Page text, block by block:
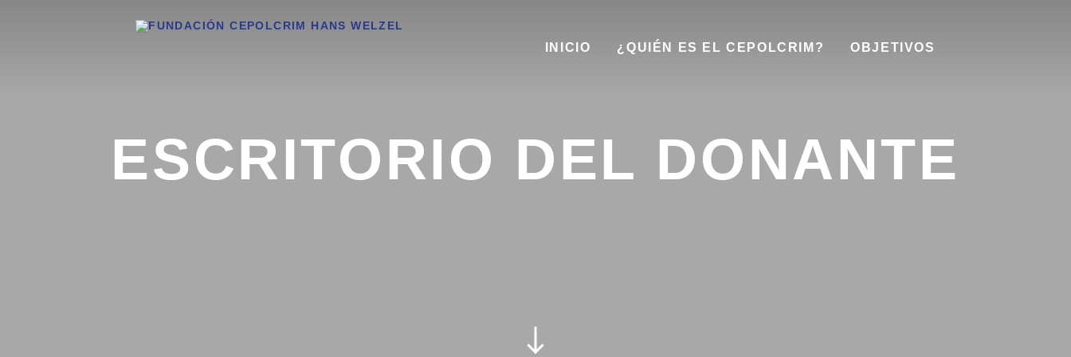
INICIO ¿QUIÉN ES EL CEPOLCRIM? OBJETIVOS
ESCRITORIO DEL DONANTE